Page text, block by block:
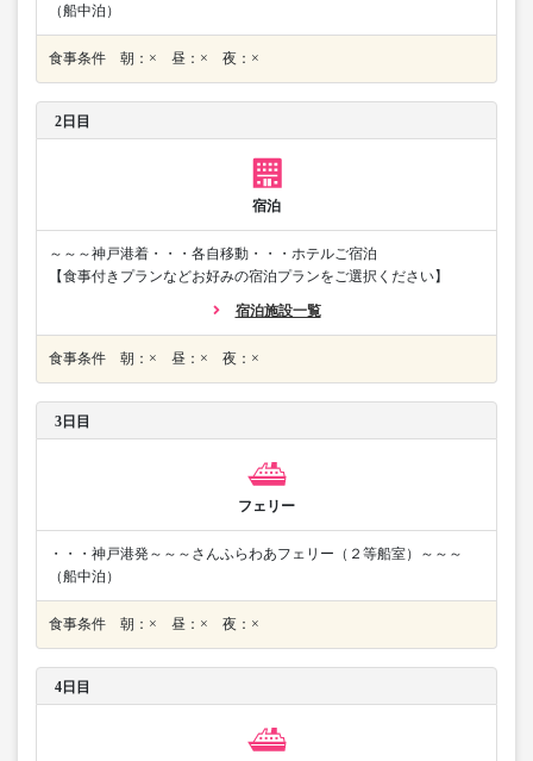
（船中泊）
食事条件 朝：× 昼：× 夜：×
2日目
宿泊
～～～神戸港着・・・各自移動・・・ホテルご宿泊
【食事付きプランなどお好みの宿泊プランをご選択ください】
宿泊施設一覧
食事条件 朝：× 昼：× 夜：×
3日目
フェリー
・・・神戸港発～～～さんふらわあフェリー（２等船室）～～～
（船中泊）
食事条件 朝：× 昼：× 夜：×
4日目